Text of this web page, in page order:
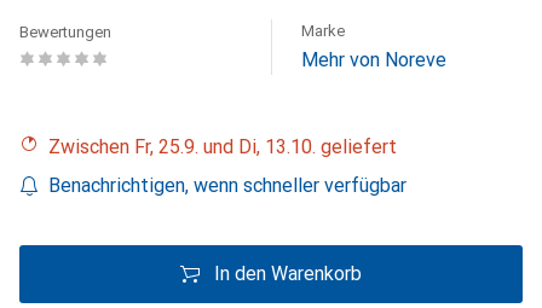
Bewertungen Marke
Mehr von Noreve
Zwischen Fr, 25.9. und Di, 13.10. geliefert
Benachrichtigen, wenn schneller verfügbar
In den Warenkorb